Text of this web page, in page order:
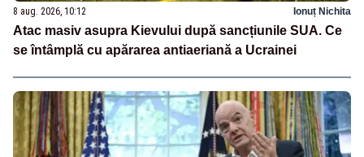
8 aug. 2026, 10:12 Ionuț Nichita
Atac masiv asupra Kievului după sancțiunile SUA. Ce
se întâmplă cu apărarea antiaeriană a Ucrainei